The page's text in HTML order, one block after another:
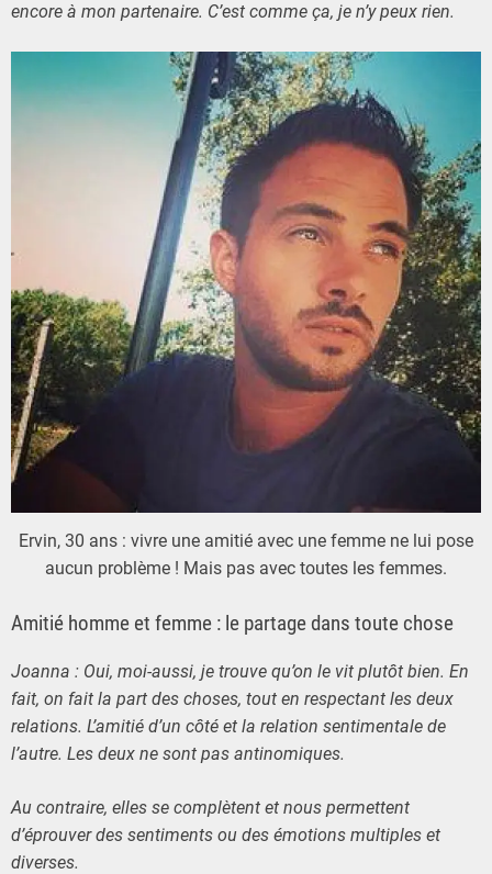
encore à mon partenaire. C’est comme ça, je n’y peux rien.
Ervin, 30 ans : vivre une amitié avec une femme ne lui pose
aucun problème ! Mais pas avec toutes les femmes.
Amitié homme et femme : le partage dans toute chose
Joanna : Oui, moi-aussi, je trouve qu’on le vit plutôt bien. En
fait, on fait la part des choses, tout en respectant les deux
relations. L’amitié d’un côté et la relation sentimentale de
l’autre. Les deux ne sont pas antinomiques.
Au contraire, elles se complètent et nous permettent
d’éprouver des sentiments ou des émotions multiples et
diverses.